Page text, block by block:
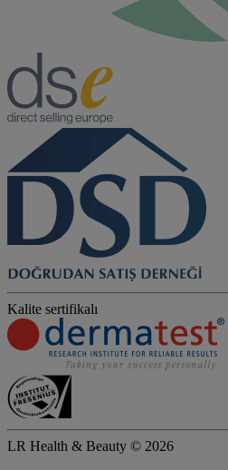
Kalite sertifikalı
LR Health & Beauty © 2026